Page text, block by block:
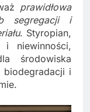
prawidłowa
segregacji i
. Styropian,
niewinności,
środowiska
biodegradacji i